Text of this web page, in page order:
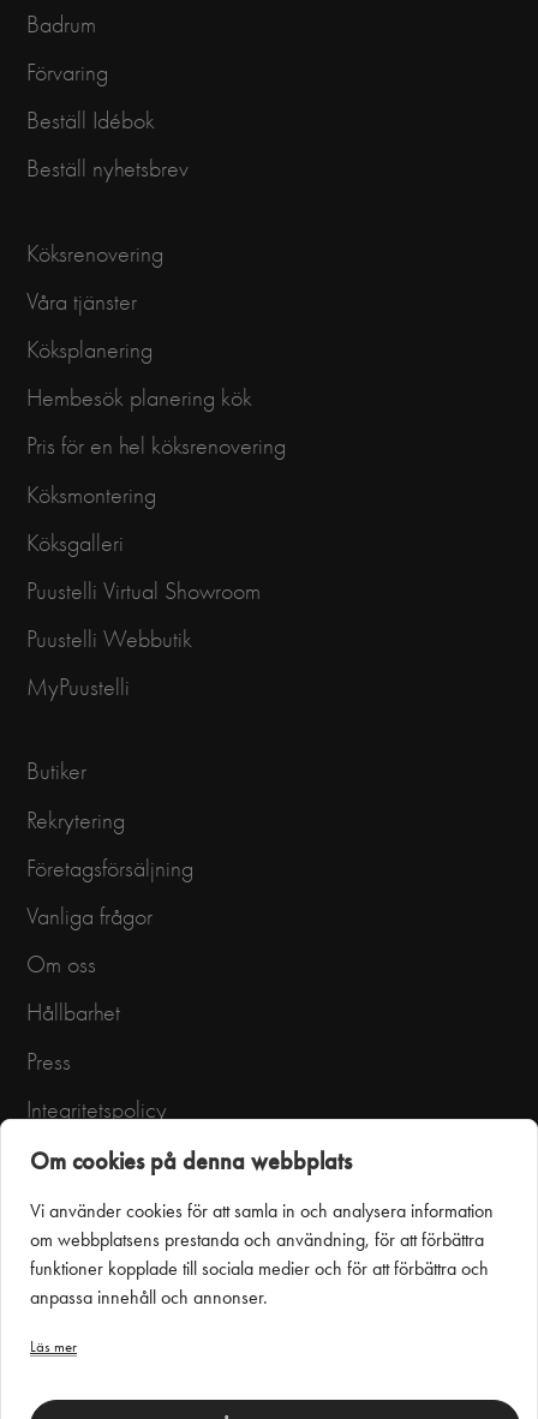
Badrum
Förvaring
Beställ Idébok
Beställ nyhetsbrev
Köksrenovering
Våra tjänster
Köksplanering
Hembesök planering kök
Pris för en hel köksrenovering
Köksmontering
Köksgalleri
Puustelli Virtual Showroom
Puustelli Webbutik
MyPuustelli
Butiker
Rekrytering
Företagsförsäljning
Vanliga frågor
Om oss
Hållbarhet
Press
Integritetspolicy
Användarvillkor
Om cookies på denna webbplats
Vi använder cookies för att samla in och analysera information
om webbplatsens prestanda och användning, för att förbättra
funktioner kopplade till sociala medier och för att förbättra och
anpassa innehåll och annonser.
Läs mer